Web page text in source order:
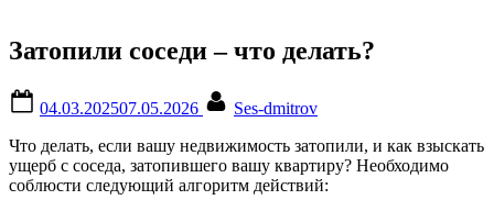
Затопили соседи – что делать?
on
04.03.202507.05.2026
Ses-dmitrov
Что делать, если вашу недвижимость затопили, и как взыскать
ущерб с соседа, затопившего вашу квартиру? Необходимо
соблюсти следующий алгоритм действий: